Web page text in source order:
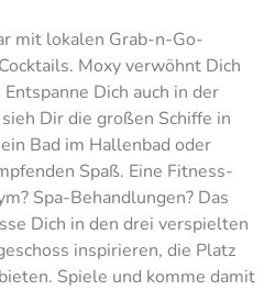
mit lokalen Grab-n-Go-
Moxy verwöhnt Dich
Dich auch in der
Dir die großen Schiffe in
Bad im Hallenbad oder
Spaß. Eine Fitness-
Spa-Behandlungen? Das
Dich in den drei verspielten
inspirieren, die Platz
Spiele und komme damit